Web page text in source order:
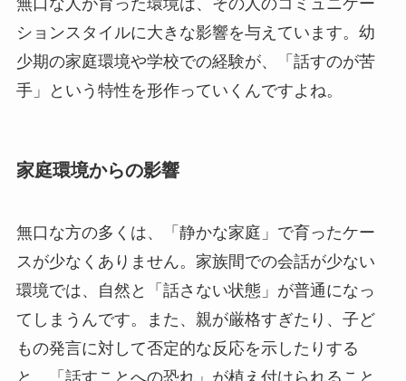
ションスタイルに大きな影響を与えています。幼
少期の家庭環境や学校での経験が、「話すのが苦
手」という特性を形作っていくんですよね。
家庭環境からの影響
無口な方の多くは、「静かな家庭」で育ったケー
スが少なくありません。家族間での会話が少ない
環境では、自然と「話さない状態」が普通になっ
てしまうんです。また、親が厳格すぎたり、子ど
もの発言に対して否定的な反応を示したりする